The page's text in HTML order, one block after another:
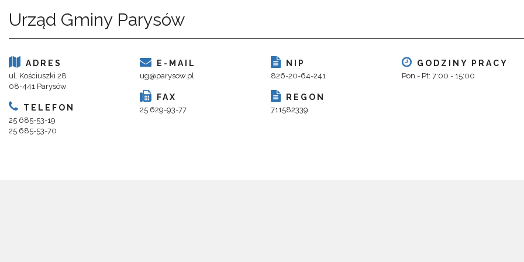
Urząd Gminy Parysów
ADRES
ul. Kościuszki 28
08-441 Parysów
TELEFON
25 685-53-19
25 685-53-70
E-MAIL
ug@parysow.pl
FAX
25 629-93-77
NIP
826-20-64-241
REGON
711582339
GODZINY PRACY
Pon - Pt: 7:00 - 15:00